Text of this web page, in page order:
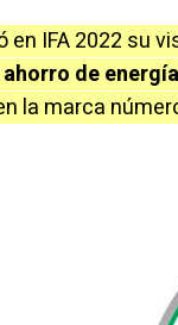
en IFA 2022 su
ahorro de energía
la marca